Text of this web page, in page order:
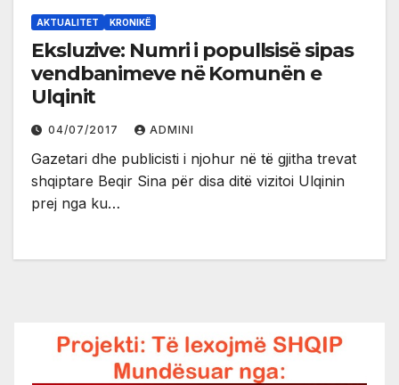
AKTUALITET KRONIKË
Eksluzive: Numri i popullsisë sipas
vendbanimeve në Komunën e
Ulqinit
04/07/2017 ADMINI
Gazetari dhe publicisti i njohur në të gjitha trevat
shqiptare Beqir Sina për disa ditë vizitoi Ulqinin
prej nga ku…